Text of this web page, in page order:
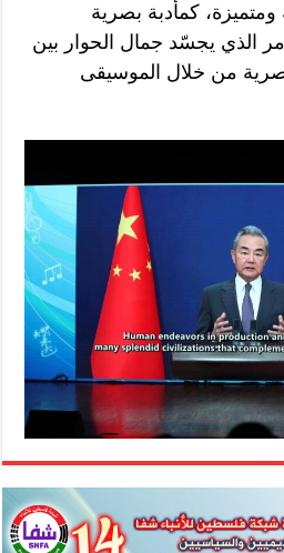
ومتميزة، كمأدبة بصرية
الذي يجسّد جمال الحوار بين
من خلال الموسيقى